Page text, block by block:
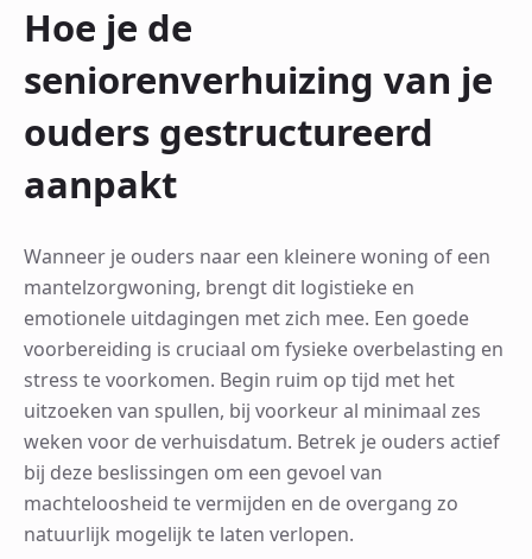
Hoe je de
seniorenverhuizing van je
ouders gestructureerd
aanpakt
Wanneer je ouders naar een kleinere woning of een
mantelzorgwoning, brengt dit logistieke en
emotionele uitdagingen met zich mee. Een goede
voorbereiding is cruciaal om fysieke overbelasting en
stress te voorkomen. Begin ruim op tijd met het
uitzoeken van spullen, bij voorkeur al minimaal zes
weken voor de verhuisdatum. Betrek je ouders actief
bij deze beslissingen om een gevoel van
machteloosheid te vermijden en de overgang zo
natuurlijk mogelijk te laten verlopen.